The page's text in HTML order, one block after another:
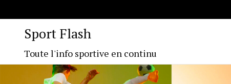
Sport Flash
Toute l'info sportive en continu